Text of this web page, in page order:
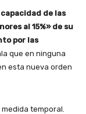
de las
al 15%» de su
por las
que en ninguna
esta nueva orden
temporal.